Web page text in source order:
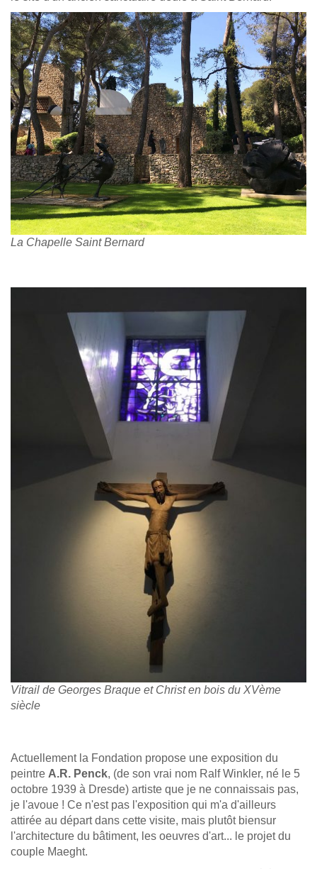
La Chapelle Saint Bernard
Vitrail de Georges Braque et Christ en bois du XVème
siècle
Actuellement la Fondation propose une exposition du
peintre A.R. Penck, (de son vrai nom Ralf Winkler, né le 5
octobre 1939 à Dresde) artiste que je ne connaissais pas,
je l'avoue ! Ce n'est pas l'exposition qui m'a d'ailleurs
attirée au départ dans cette visite, mais plutôt biensur
l'architecture du bâtiment, les oeuvres d'art... le projet du
couple Maeght.